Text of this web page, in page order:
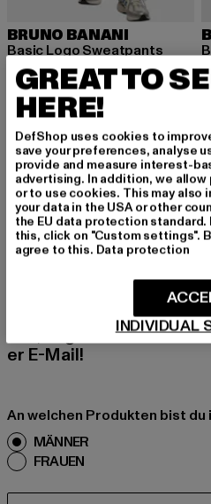
BRUNO BANANI
Basic Logo Sweatpants
19,99 EUR
Derzeitiger Preis: 19,99 EUR
24,99 EUR Aktionspreis:
MELDE
BEN!
Melde dich hier für
erhalte künftig
nds, Angebote und
er E-Mail!
An welchen Produkten bist
MÄNNER
FRAUEN
GREAT TO
HERE!
DefShop uses cookies to
save your preferences, analyse
provide and measure interest-
advertising. In addition, we
or to use cookies. This may
your data in the USA or other
the EU data protection standard.
this, click on "Custom settings".
agree to this. Data protection
INDIVIDUAL